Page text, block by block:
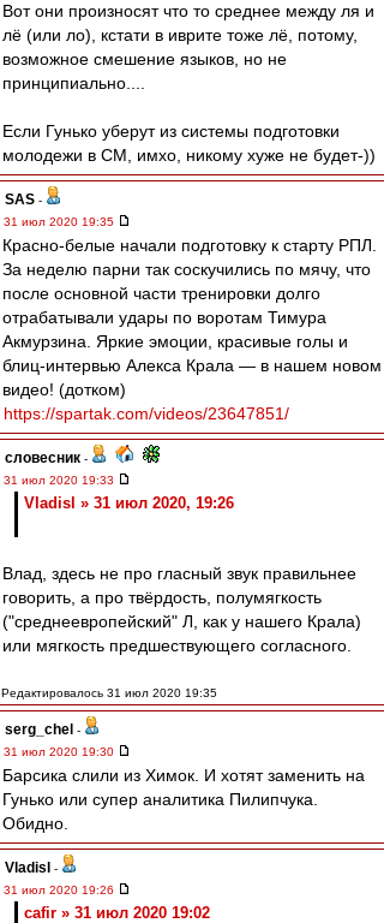
Вот они произносят что то среднее между ля и
лё (или ло), кстати в иврите тоже лё, потому,
возможное смешение языков, но не
принципиально....
Если Гунько уберут из системы подготовки
молодежи в СМ, имхо, никому хуже не будет-))
SAS -
31 июл 2020 19:35
Красно-белые начали подготовку к старту РПЛ.
За неделю парни так соскучились по мячу, что
после основной части тренировки долго
отрабатывали удары по воротам Тимура
Акмурзина. Яркие эмоции, красивые голы и
блиц-интервью Алекса Крала — в нашем новом
видео! (дотком)
https://spartak.com/videos/23647851/
словесник -
31 июл 2020 19:33
Vladisl » 31 июл 2020, 19:26
Влад, здесь не про гласный звук правильнее
говорить, а про твёрдость, полумягкость
("среднеевропейский" Л, как у нашего Крала)
или мягкость предшествующего согласного.
Редактировалось 31 июл 2020 19:35
serg_chel -
31 июл 2020 19:30
Барсика слили из Химок. И хотят заменить на
Гунько или супер аналитика Пилипчука.
Обидно.
Vladisl
-
31 июл 2020 19:26
cafir » 31 июл 2020 19:02